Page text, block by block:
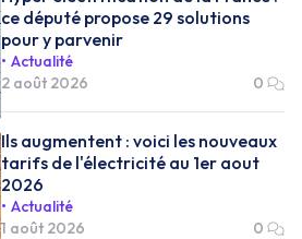
ce député propose 29 solutions
pour y parvenir
Actualité
2 août 2026
0
Ils augmentent : voici les nouveaux
tarifs de l'électricité au 1er aout
2026
Actualité
1 août 2026
0